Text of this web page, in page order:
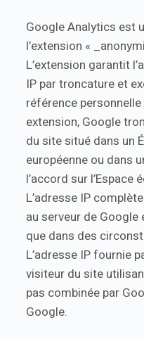
Google Analytics est
l’extension «
L’extension garantit
IP par troncature et
référence
extension, Google
du site situé dans un
européenne ou dans
l’accord sur l’Espace
L’adresse IP
au serveur de
que dans des
L’adresse IP fournie
visiteur du site
pas combinée par
Google.